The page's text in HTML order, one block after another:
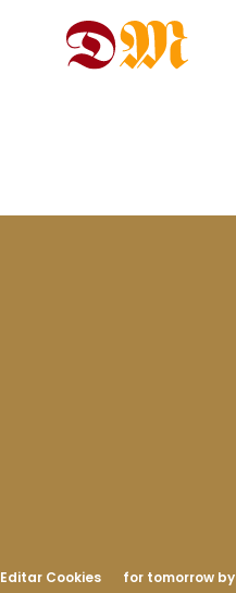
Editar Cookies for tomorrow by